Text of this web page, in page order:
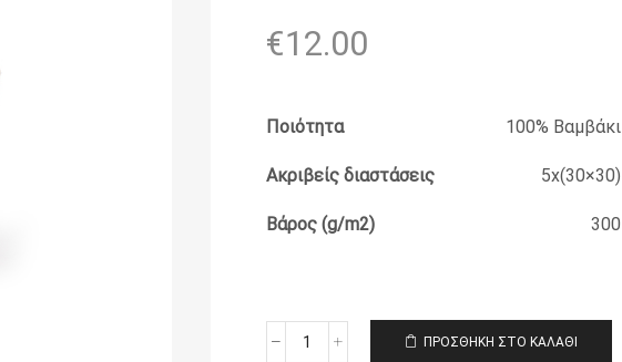
€12.00
Ποιότητα 100% Βαμβάκι
Ακριβείς διαστάσεις 5x(30×30)
Βάρος (g/m2) 300
Καλαθάκι
ΠΡΟΣΘΉΚΗ ΣΤΟ ΚΑΛΆΘΙ